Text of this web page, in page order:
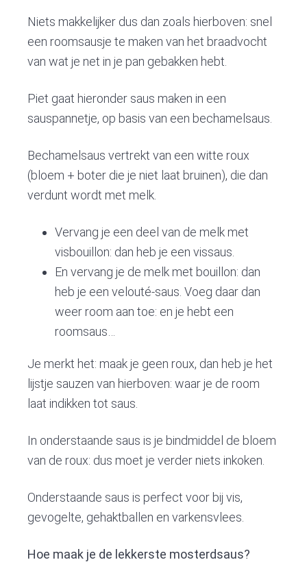
Niets makkelijker dus dan zoals hierboven: snel
een roomsausje te maken van het braadvocht
van wat je net in je pan gebakken hebt.
Piet gaat hieronder saus maken in een
sauspannetje, op basis van een bechamelsaus.
Bechamelsaus vertrekt van een witte roux
(bloem + boter die je niet laat bruinen), die dan
verdunt wordt met melk.
Vervang je een deel van de melk met
visbouillon: dan heb je een vissaus.
En vervang je de melk met bouillon: dan
heb je een velouté-saus. Voeg daar dan
weer room aan toe: en je hebt een
roomsaus…
Je merkt het: maak je geen roux, dan heb je het
lijstje sauzen van hierboven: waar je de room
laat indikken tot saus.
In onderstaande saus is je bindmiddel de bloem
van de roux: dus moet je verder niets inkoken.
Onderstaande saus is perfect voor bij vis,
gevogelte, gehaktballen en varkensvlees.
Hoe maak je de lekkerste mosterdsaus?